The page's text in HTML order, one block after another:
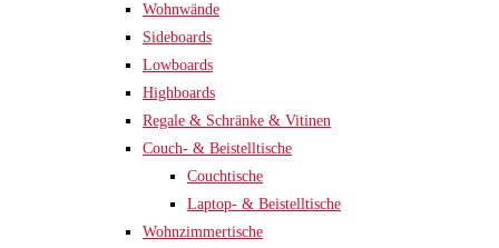
Wohnwände
Sideboards
Lowboards
Highboards
Regale & Schränke & Vitinen
Couch- & Beistelltische
Couchtische
Laptop- & Beistelltische
Wohnzimmertische